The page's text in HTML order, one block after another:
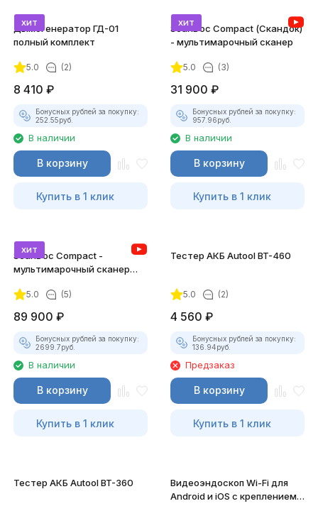
хит
Дымогенератор ГД-01
полный комплект
5.0 (2)
8 410 ₽
Бонусных рублей за покупку:
252.55руб.
В наличии
В корзину
Купить в 1 клик
хит
ScanDoc Compact (Скандок)
- мультимарочный сканер
5.0 (3)
31 900 ₽
Бонусных рублей за покупку:
957.96руб.
В наличии
В корзину
Купить в 1 клик
хит
ScanDoc Compact -
мультимарочный сканер
5.0 (5)
89 900 ₽
Бонусных рублей за покупку:
2699.7руб.
В наличии
В корзину
Купить в 1 клик
Тестер АКБ Autool BT-460
5.0 (2)
4 560 ₽
Бонусных рублей за покупку:
136.94руб.
Предзаказ
В корзину
Купить в 1 клик
Тестер АКБ Autool BT-360
Видеоэндоскоп Wi-Fi для
Android и iOS с креплением